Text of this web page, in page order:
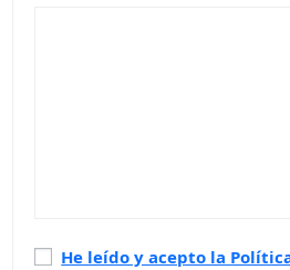
Política
He leído y acepto la